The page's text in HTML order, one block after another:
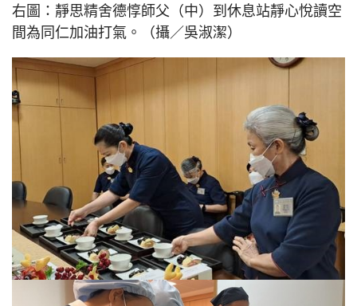
右圖：靜思精舍德惇師父（中）到休息站靜心悅讀空
間為同仁加油打氣。（攝／吳淑潔）